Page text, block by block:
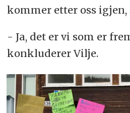
kommer etter oss igjen,
- Ja, det er vi som er
konkluderer Vilje.